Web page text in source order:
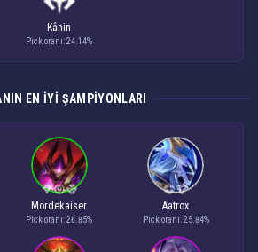
Kâhin
Pick oranı: 24.14%
EN IYI ŞAMPIYONLARI
Mordekaiser
Pick oranı: 26.85%
Aatrox
Pick oranı: 25.84%